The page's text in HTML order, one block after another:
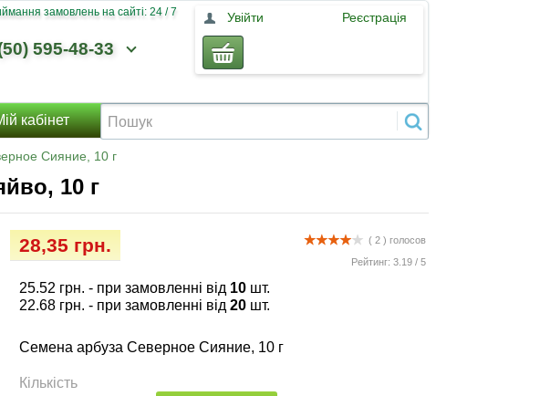
замовлень на сайті: 24 / 7
595-48-33
Увійти Реєстрація
кабінет
Сияние, 10 г
10 г
( 2 ) голосов
Рейтинг: 3.19/ 5
28,35 грн.
25.52 грн. - при замовленні від 10шт.
22.68 грн. - при замовленні від 20шт.
Семена арбуза Северное Сияние, 10 г
Кількість